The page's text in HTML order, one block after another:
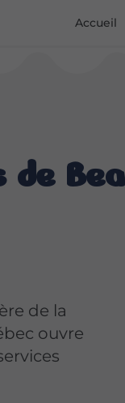
Accueil
de
de la
ouvre